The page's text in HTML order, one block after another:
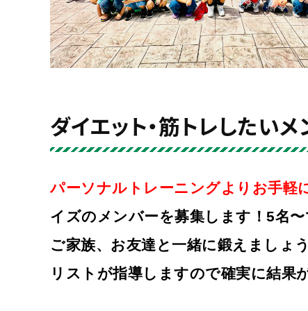
ダイエット・筋トレしたい
パーソナルトレーニングよりお手軽
イズのメンバーを募集します！ 5名〜
ご家族、お友達と一緒に鍛えましょ
リストが指導しますので確実に結果